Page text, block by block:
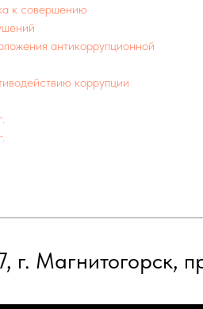
к совершению
антикоррупционной
коррупции